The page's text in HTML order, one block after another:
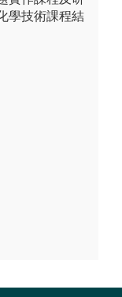
學技術課程結